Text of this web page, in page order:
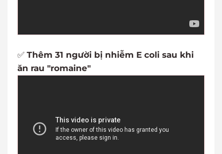
✅ Thêm 31 người bị nhiễm E coli sau khi
ăn rau "romaine"